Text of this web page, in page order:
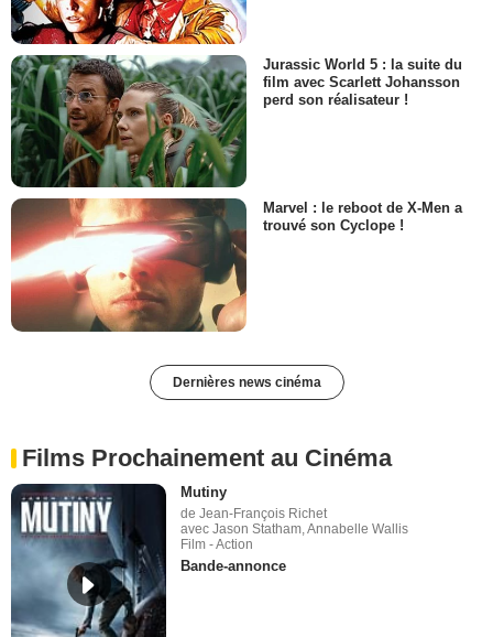
Jurassic World 5 : la suite du
film avec Scarlett Johansson
perd son réalisateur !
Marvel : le reboot de X-Men a
trouvé son Cyclope !
Dernières news cinéma
Films Prochainement au Cinéma
Mutiny
de Jean-François Richet
avec Jason Statham, Annabelle Wallis
Film - Action
Bande-annonce